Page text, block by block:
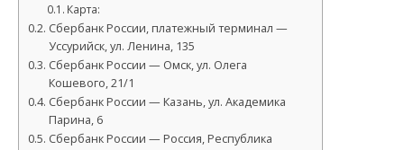
Карта:
Сбербанк России, платежный терминал —
Уссурийск, ул. Ленина, 135
Сбербанк России — Омск, ул. Олега
Кошевого, 21/1
Сбербанк России — Казань, ул. Академика
Парина, 6
Сбербанк России — Россия, Республика